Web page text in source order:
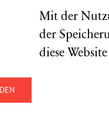
Mit der
der
diese